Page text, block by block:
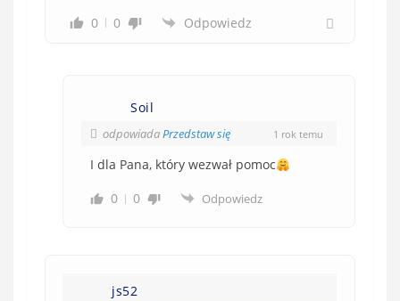
0 0 Odpowiedz
Soil
odpowiadaPrzedstaw się 1 rok temu
I dla Pana, który wezwał pomoc
0
0 Odpowiedz
js52